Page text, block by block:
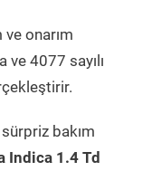
onarım
4077 sayılı
bakım
Indica 1.4 Td